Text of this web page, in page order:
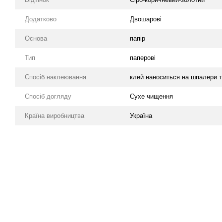
Додатково Двошарові
Основа папір
Тип паперові
Спосіб наклеювання клей наноситься на шпалери
Спосіб догляду Cухе чищення
Країна виробництва Україна